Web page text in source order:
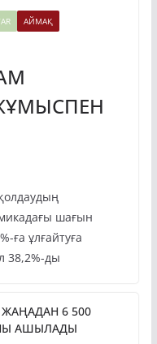
АЙМАҚ
шағын
ға ұлғайтуға
38,2%-ды
6 500
АШЫЛАДЫ